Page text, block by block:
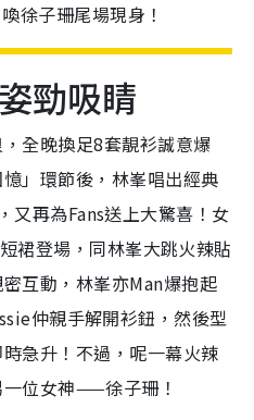
徐子珊尾場現身！
勁吸睛
全晚換足8套靚衫誠意爆
」環節後，林峯唱出經典
再為Fans送上大驚喜！女
裙登場，同林峯大跳火辣貼
互動，林峯亦Man爆抱起
仲親手解開衫鈕，然後型
急升！不過，呢一幕火辣
位女神——徐子珊！